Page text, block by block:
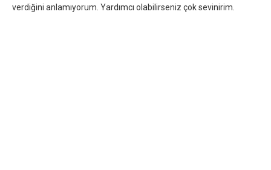
verdiğini anlamıyorum. Yardımcı olabilirseniz çok sevinirim.